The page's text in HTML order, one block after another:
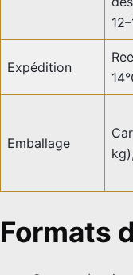
Expédition
Emballage
Formats